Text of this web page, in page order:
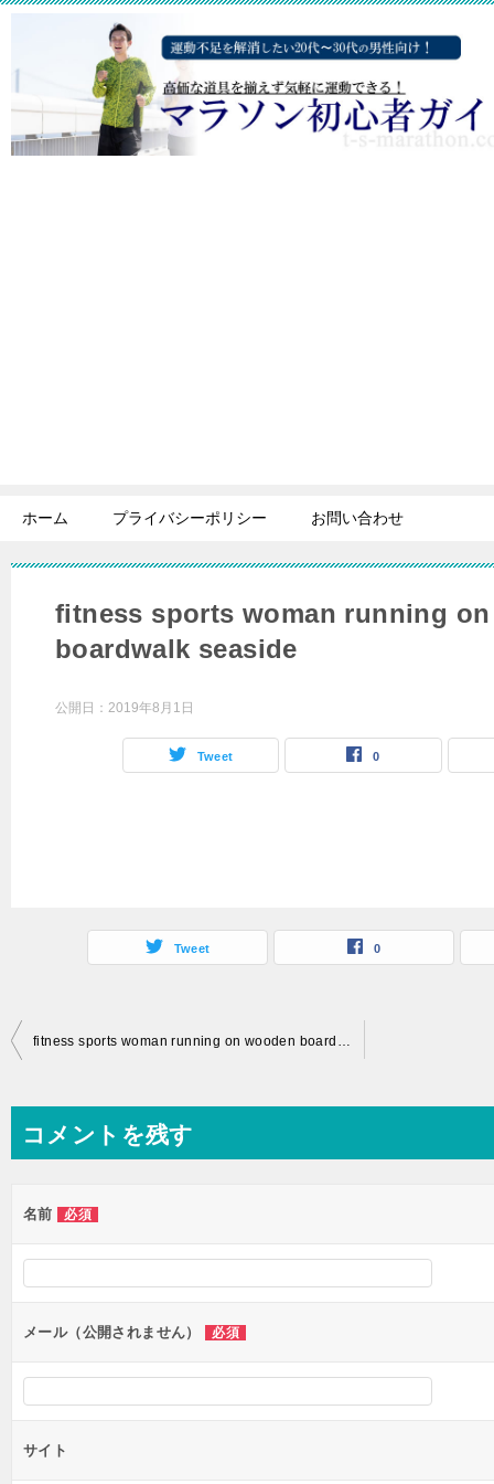
ホーム プライバシーポリシー お問い合わせ
fitness sports woman running
boardwalk seaside
公開日： 2019年8月1日
Tweet 0
Tweet 0
投
ナ
ビ
ー
ョ
ン
コメントを残す
名前 必須
メール（公開されません） 必須
サイト